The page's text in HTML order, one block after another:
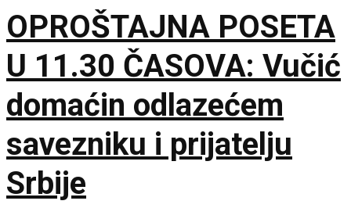
OPROŠTAJNA POSETA
U 11.30 ČASOVA: Vučić
domaćin odlazećem
savezniku i prijatelju
Srbije